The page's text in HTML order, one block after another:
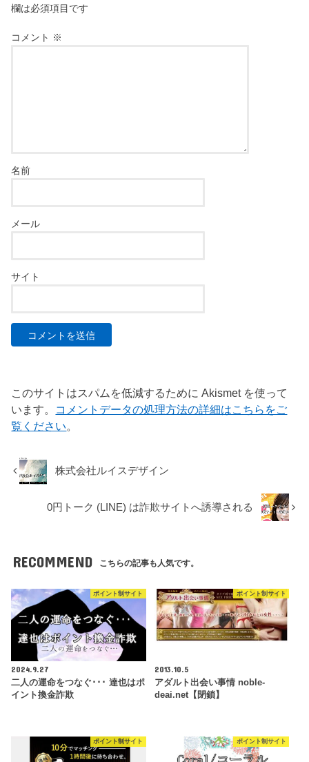
欄は必須項目です
コメント ※
名前
メール
サイト
このサイトはスパムを低減するために Akismet を使って
います。 コメントデータの処理方法の詳細はこちらをご
覧ください。
株式会社ルイスデザイン
0円トーク (LINE) は詐欺サイトへ誘導される
RECOMMEND こちらの記事も人気です。
ポイント制サイト
2024.9.27
二人の運命をつなぐ･･･ 達也はポ
イント換金詐欺
ポイント制サイト
2013.10.5
アダルト出会い事情 noble-
deai.net【閉鎖】
ポイント制サイト ポイント制サイト